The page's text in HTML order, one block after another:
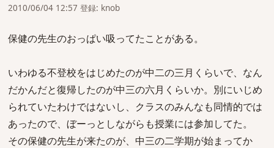
2010/06/04 12:57 登録: knob
保健の先生のおっぱい吸ってたことがある。
いわゆる不登校をはじめたのが中二の三月くらいで、なん
だかんだと復帰したのが中三の六月くらいか。別にいじめ
られていたわけではないし、クラスのみんなも同情的では
あったので、ぼーっとしながらも授業には参加してた。
その保健の先生が来たのが、中三の二学期が始まってか